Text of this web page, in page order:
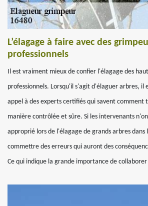
L’élagage à faire avec des
professionnels
Il est vraiment mieux de confier l'élagage des
professionnels. Lorsqu'il s'agit d'élaguer arbres, il
appel à des experts certifiés qui savent comment
manière contrôlée et sûre. Si les intervenants
approprié lors de l'élagage de grands arbres dans
commettre des erreurs qui auront des
Ce qui indique la grande importance de